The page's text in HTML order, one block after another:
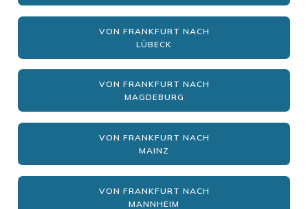
VON FRANKFURT NACH
LÜBECK
VON FRANKFURT NACH
MAGDEBURG
VON FRANKFURT NACH
MAINZ
VON FRANKFURT NACH
MANNHEIM